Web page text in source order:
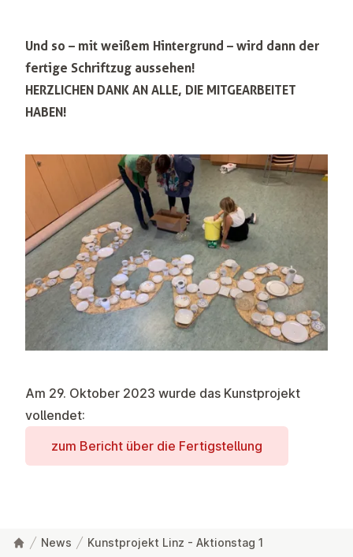
Und so – mit weißem Hintergrund – wird dann der
fertige Schriftzug aussehen!
HERZLICHEN DANK AN ALLE, DIE MITGEARBEITET
HABEN!
Am 29. Oktober 2023 wurde das Kunstprojekt
vollendet:
zum Bericht über die Fer­tig­stel­lung
News Kunstprojekt Linz - Aktionstag 1